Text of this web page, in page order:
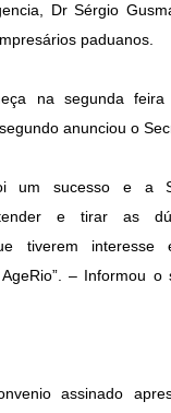
Dr Sérgio
paduanos.
na segunda
anunciou o
um sucesso e a
e tirar as
tiverem
– Informou o
assinado